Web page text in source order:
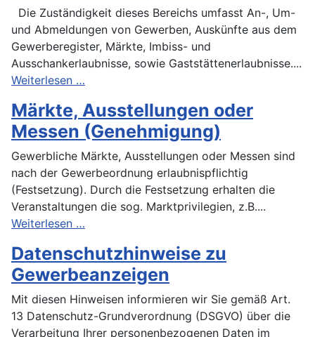
Die Zuständigkeit dieses Bereichs umfasst An-, Um-
und Abmeldungen von Gewerben, Auskünfte aus dem
Gewerberegister, Märkte, Imbiss- und
Ausschankerlaubnisse, sowie Gaststättenerlaubnisse....
Weiterlesen …
Märkte, Ausstellungen oder
Messen (Genehmigung)
Gewerbliche Märkte, Ausstellungen oder Messen sind
nach der Gewerbeordnung erlaubnispflichtig
(Festsetzung). Durch die Festsetzung erhalten die
Veranstaltungen die sog. Marktprivilegien, z.B....
Weiterlesen …
Datenschutzhinweise zu
Gewerbeanzeigen
Mit diesen Hinweisen informieren wir Sie gemäß Art.
13 Datenschutz-Grundverordnung (DSGVO) über die
Verarbeitung Ihrer personenbezogenen Daten im